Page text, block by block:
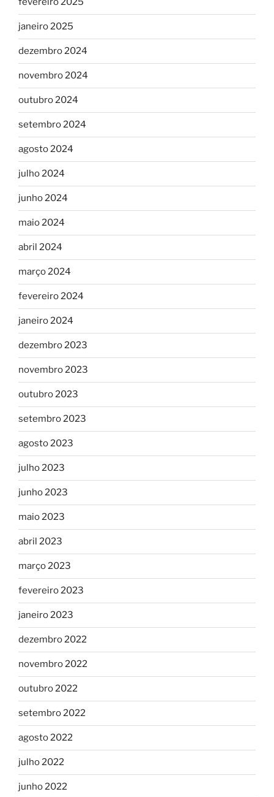
janeiro 2025
dezembro 2024
novembro 2024
outubro 2024
setembro 2024
agosto 2024
julho 2024
junho 2024
maio 2024
abril 2024
março 2024
fevereiro 2024
janeiro 2024
dezembro 2023
novembro 2023
outubro 2023
setembro 2023
agosto 2023
julho 2023
junho 2023
maio 2023
abril 2023
março 2023
fevereiro 2023
janeiro 2023
dezembro 2022
novembro 2022
outubro 2022
setembro 2022
agosto 2022
julho 2022
junho 2022